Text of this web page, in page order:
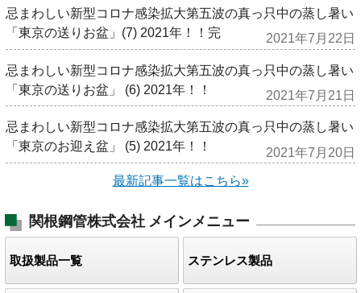
忌まわしい新型コロナ感染拡大第五波の真っ只中の蒸し暑い
「東京の送りお盆」(7) 2021年！！完
2021年7月22日
忌まわしい新型コロナ感染拡大第五波の真っ只中の蒸し暑い
「東京の送りお盆」 (6) 2021年！！
2021年7月21日
忌まわしい新型コロナ感染拡大第五波の真っ只中の蒸し暑い
「東京のお迎え盆」 (5) 2021年！！
2021年7月20日
最新記事一覧はこちら»
関根鋼管株式会社 メインメニュー
取扱製品一覧 ステンレス製品